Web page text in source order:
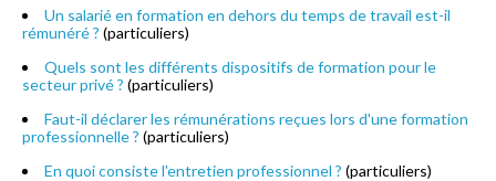
Un salarié en formation en dehors du temps de travail est-il
rémunéré ? (particuliers)
Quels sont les différents dispositifs de formation pour le
secteur privé ? (particuliers)
Faut-il déclarer les rémunérations reçues lors d'une formation
professionnelle ? (particuliers)
En quoi consiste l'entretien professionnel ? (particuliers)